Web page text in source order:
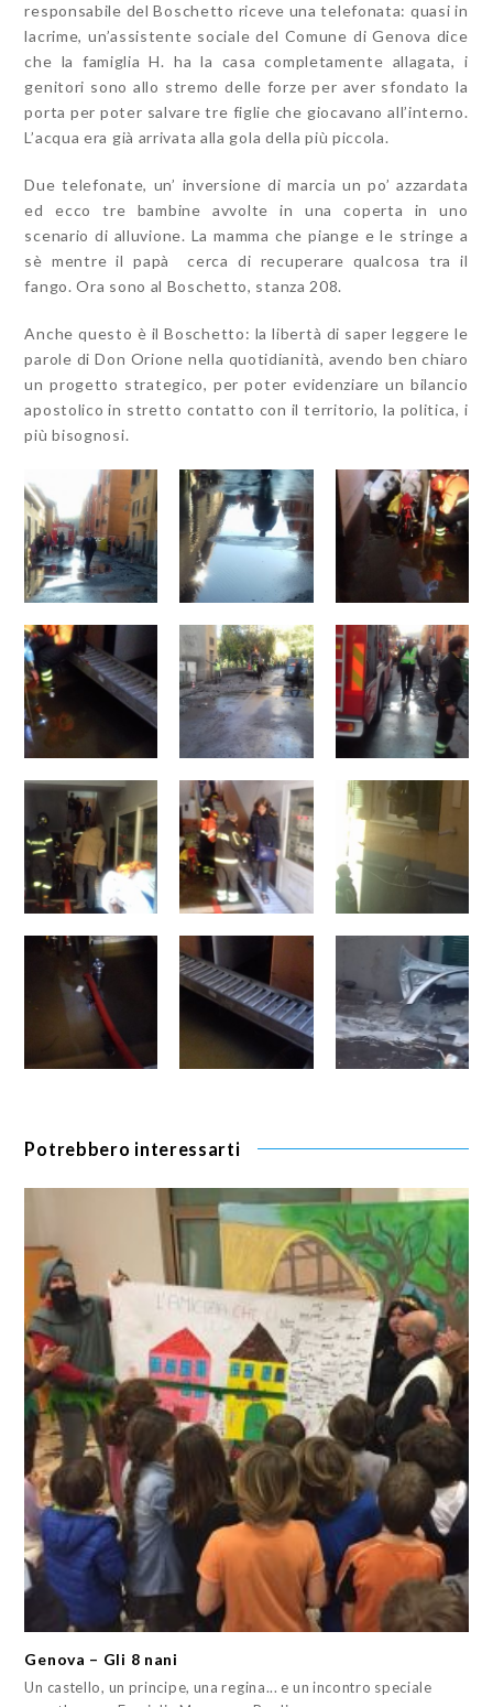
responsabile del Boschetto riceve una telefonata: quasi in
lacrime, un’assistente sociale del Comune di Genova dice
che la famiglia H. ha la casa completamente allagata, i
genitori sono allo stremo delle forze per aver sfondato la
porta per poter salvare tre figlie che giocavano all’interno.
L’acqua era già arrivata alla gola della più piccola.
Due telefonate, un’ inversione di marcia un po’ azzardata
ed ecco tre bambine avvolte in una coperta in uno
scenario di alluvione. La mamma che piange e le stringe a
sè mentre il papà cerca di recuperare qualcosa tra il
fango. Ora sono al Boschetto, stanza 208.
Anche questo è il Boschetto: la libertà di saper leggere le
parole di Don Orione nella quotidianità, avendo ben chiaro
un progetto strategico, per poter evidenziare un bilancio
apostolico in stretto contatto con il territorio, la politica, i
più bisognosi.
Potrebbero interessarti
Genova – Gli 8 nani
Un castello, un principe, una regina... e un incontro speciale